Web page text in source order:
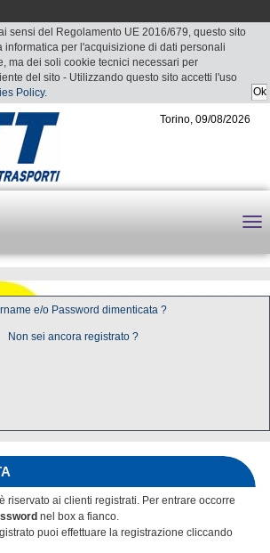
sensi del Regolamento UE 2016/679, questo sito
informatica per l'acquisizione di dati personali
ma dei soli cookie tecnici necessari per
del sito - Utilizzando questo sito accetti l'uso
Policy.
Torino, 09/08/2026
e/o Password dimenticata ?
Non sei ancora registrato ?
è riservato ai clienti registrati. Per entrare occorre
nel box a fianco.
puoi effettuare la registrazione cliccando